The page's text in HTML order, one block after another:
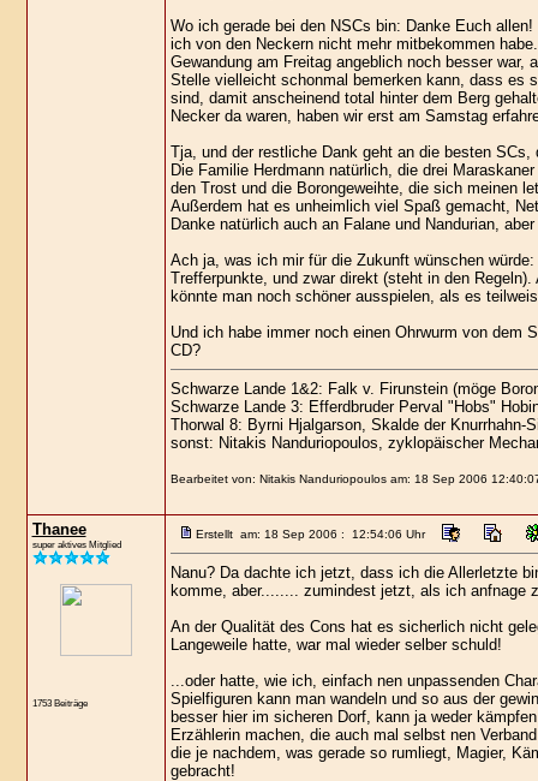
Wo ich gerade bei den NSCs bin: Danke Euch
ich von den Neckern nicht mehr mitbekommen
Gewandung am Freitag angeblich noch besser
Stelle vielleicht schonmal bemerken kann, dass es
sind, damit anscheinend total hinter dem Berg
Necker da waren, haben wir erst am Samstag
Tja, und der restliche Dank geht an die besten SCs,
Die Familie Herdmann natürlich, die drei
den Trost und die Borongeweihte, die sich meinen
Außerdem hat es unheimlich viel Spaß gemacht,
Danke natürlich auch an Falane und Nandurian,
Ach ja, was ich mir für die Zukunft wünschen
Trefferpunkte, und zwar direkt (steht in den
könnte man noch schöner ausspielen, als es
Und ich habe immer noch einen Ohrwurm von dem
CD?
Schwarze Lande 1&2: Falk v. Firunstein (möge
Schwarze Lande 3: Efferdbruder Perval "Hobs"
Thorwal 8: Byrni Hjalgarson, Skalde der Knurrhahn-
sonst: Nitakis Nanduriopoulos, zyklopäischer
Bearbeitet von: Nitakis Nanduriopoulos am: 18 Sep 2006
Thanee
super aktives Mitglied
1753 Beiträge
Erstellt am: 18 Sep 2006 : 12:54:06 Uhr
Nanu? Da dachte ich jetzt, dass ich die Allerletzte
komme, aber........ zumindest jetzt, als ich anfnage
An der Qualität des Cons hat es sicherlich nicht
Langeweile hatte, war mal wieder selber schuld!
...oder hatte, wie ich, einfach nen unpassenden
Spielfiguren kann man wandeln und so aus der
besser hier im sicheren Dorf, kann ja weder
Erzählerin machen, die auch mal selbst nen
die je nachdem, was gerade so rumliegt, Magier,
gebracht!